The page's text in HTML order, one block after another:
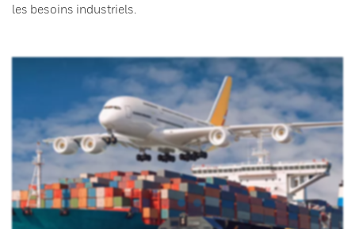
les besoins industriels.